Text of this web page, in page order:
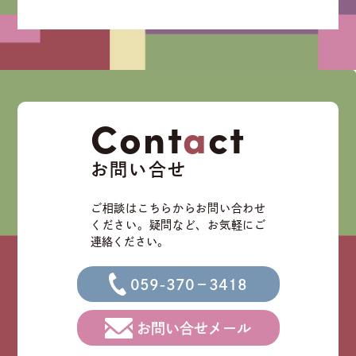
Contact
お問い合せ
ご相談はこちらからお問い合わせ
ください。 疑問など、お気軽にご
連絡ください。
059-370－3418
お問い合せメール